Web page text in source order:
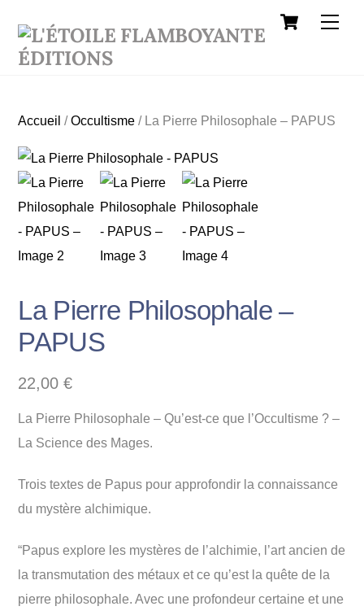
content
Cart
Accueil /Occultisme / La Pierre Philosophale – PAPUS
La Pierre Philosophale –
PAPUS
22,00€
La Pierre Philosophale – Qu’est-ce que l’Occultisme ? –
La Science des Mages.
Trois textes de Papus pour approfondir la connaissance
du mystère alchimique.
“Papus explore les mystères de l’alchimie, l’art ancien de
la transmutation des métaux et ce qu’est la quête de la
pierre philosophale. Avec une profondeur certaine et une